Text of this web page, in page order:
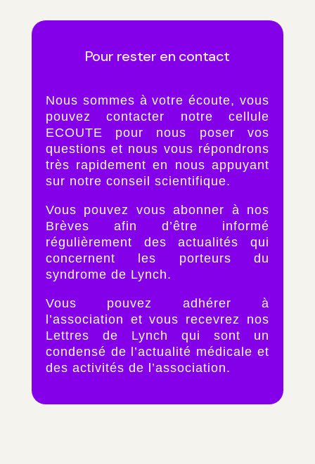
Pour rester en contact
Nous sommes à votre écoute, vous
pouvez contacter notre cellule
ECOUTE pour nous poser vos
questions et nous vous répondrons
très rapidement en nous appuyant
sur notre conseil scientifique.
Vous pouvez vous abonner à nos
Brèves afin d’être informé
régulièrement des actualités qui
concernent les porteurs du
syndrome de Lynch.
Vous pouvez adhérer à
l’association et vous recevrez nos
Lettres de Lynch qui sont un
condensé de l’actualité médicale et
des activités de l’association.